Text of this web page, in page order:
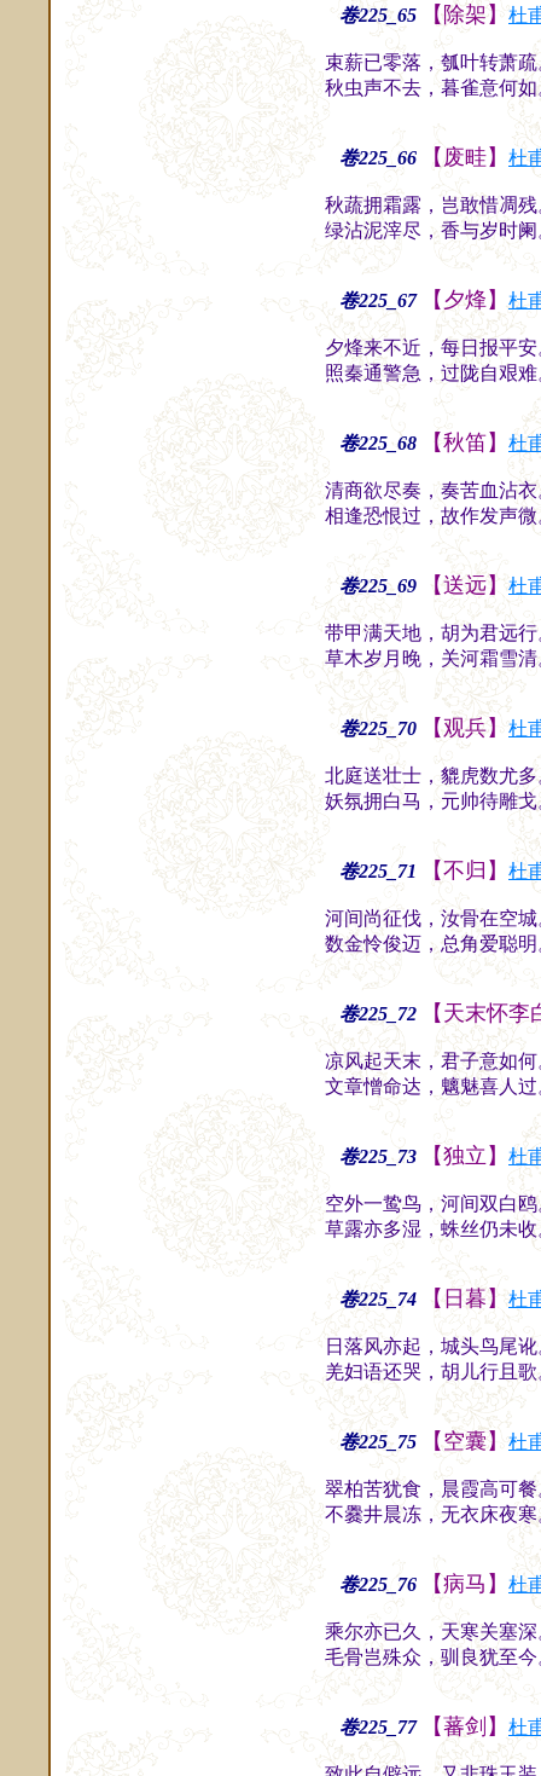
卷225_65 【除架】杜
束薪已零落，瓠叶转萧
秋虫声不去，暮雀意何
卷225_66 【废畦】 杜
秋蔬拥霜露，岂敢惜凋
绿沾泥滓尽，香与岁时
卷225_67 【夕烽】杜
夕烽来不近，每日报平
照秦通警急，过陇自艰
卷225_68 【秋笛】 杜
清商欲尽奏，奏苦血沾
相逢恐恨过，故作发声
卷225_69 【送远】杜
带甲满天地，胡为君远
草木岁月晚，关河霜雪
卷225_70 【观兵】杜
北庭送壮士，貔虎数尤
妖氛拥白马，元帅待雕
卷225_71 【不归】 杜
河间尚征伐，汝骨在空
数金怜俊迈，总角爱聪
卷225_72 【天末怀李
凉风起天末，君子意如
文章憎命达，魑魅喜人
卷225_73 【独立】 杜
空外一鸷鸟，河间双白
草露亦多湿，蛛丝仍未
卷225_74 【日暮】杜
日落风亦起，城头鸟尾
羌妇语还哭，胡儿行且
卷225_75 【空囊】杜
翠柏苦犹食，晨霞高可
不爨井晨冻，无衣床夜
卷225_76 【病马】 杜
乘尔亦已久，天寒关塞
毛骨岂殊众，驯良犹至
卷225_77 【蕃剑】 杜